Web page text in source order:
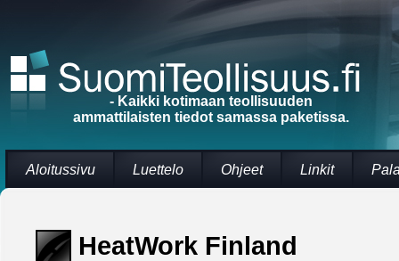
- Kaikki kotimaan teollisuuden
ammattilaisten tiedot samassa paketissa.
Aloitussivu Luettelo Ohjeet Linkit
HeatWork Finland